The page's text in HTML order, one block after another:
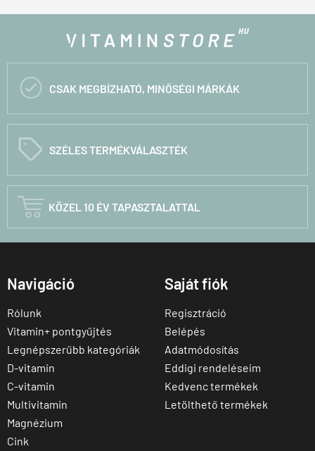
 CSAK MEGBÍZHATÓ, MINŐSÉGI MÁRKÁK
C SZÉLES TERMÉKVÁLASZTÉK
 KÖZEL 10 ÉV TAPASZTALATTAL
Navigáció
Rólunk
Vitamin+ pontgyűjtés
Legnépszerűbb kategóriák
D-vitamin
C-vitamin
Multivitamin
Magnézium
Cink
Saját fiók
Regisztráció
Belépés
Adatmódosítás
Eddigi rendeléseim
Kedvenc termékek
Letölthető termékek